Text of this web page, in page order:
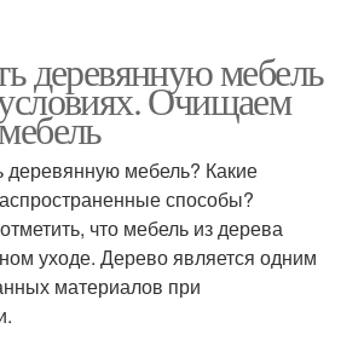
деревянную мебель
Очищаем
деревянную мебель? Какие
способы?
что мебель из дерева
уходе. Дерево является одним
материалов при